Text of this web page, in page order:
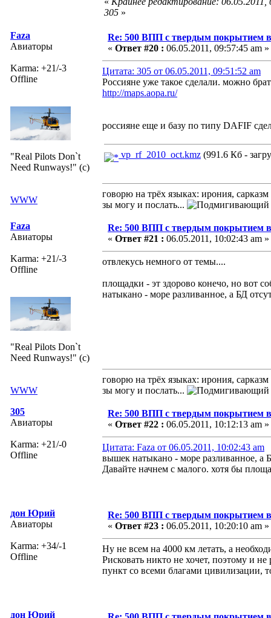
305 »
Faza
Авиаторы
Karma: +21/-3
Offline
"Real Pilots Don`t
Need Runways!" (c)
WWW
Re: 500 ВПП с твердым покрытием
« Ответ #20 : 06.05.2011, 09:57:45 am »
Цитата: 305 от 06.05.2011, 09:51:52 am
Россияне уже такое сделали. можно
http://maps.aopa.ru/
россияне еще и базу по типу DAFIF
vp_rf_2010_oct.kmz (991.6 Кб -
говорю на трёх языках: ирония,
зы могу и послать...
Faza
Авиаторы
Karma: +21/-3
Offline
"Real Pilots Don`t
Need Runways!" (c)
WWW
Re: 500 ВПП с твердым покрытием
« Ответ #21 : 06.05.2011, 10:02:43 am »
отвлекусь немного от темы....
площадки - эт здорово конечо, но вот
натыкано - море разливанное, а БД
говорю на трёх языках: ирония,
зы могу и послать...
305
Авиаторы
Karma: +21/-0
Offline
Re: 500 ВПП с твердым покрытием
« Ответ #22 : 06.05.2011, 10:12:13 am »
Цитата: Faza от 06.05.2011, 10:02:43 am
вышек натыкано - море разливанное, а
Давайте начнем с малого. хотя бы
дон Юрий
Авиаторы
Karma: +34/-1
Offline
Re: 500 ВПП с твердым покрытием
« Ответ #23 : 06.05.2011, 10:20:10 am »
Ну не всем на 4000 км летать, а
Рисковать никто не хочет, поэтому и
пункт со всеми благами цивилизации,
дон Юрий